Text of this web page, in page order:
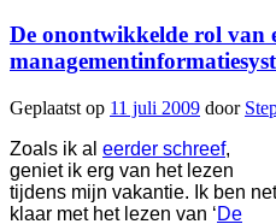
De onontwikkelde rol van
Geplaatst op 11 juli 2009 door
Zoals ik al eerder schreef,
geniet ik erg van het lezen
tijdens mijn vakantie. Ik ben net
klaar met het lezen van ‘De